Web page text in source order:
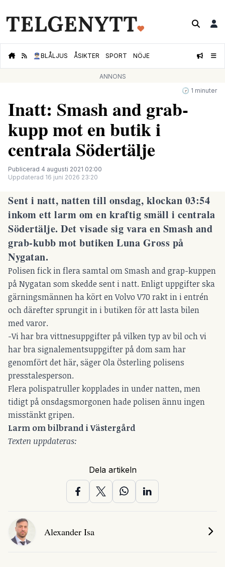
👮🏻‍♂️BLÅLJUS ÅSIKTER SPORT NÖJE
ANNONS
🕝 1 minuter
Inatt: Smash and grab-
kupp mot en butik i
centrala Södertälje
Publicerad 4 augusti 2021 02:00
Uppdaterad 16 juni 2026 23:20
Sent i natt, natten till onsdag, klockan 03:54
inkom ett larm om en kraftig smäll i centrala
Södertälje. Det visade sig vara en Smash and
grab-kubb mot butiken Luna Gross på
Nygatan.
Polisen fick in flera samtal om Smash and grap-kuppen
på Nygatan som skedde sent i natt. Enligt uppgifter ska
gärningsmännen ha kört en Volvo V70 rakt in i entrén
och därefter sprungit in i butiken för att lasta bilen
med varor.
-Vi har bra vittnesuppgifter på vilken typ av bil och vi
har bra signalementsuppgifter på dom sam har
genomfört det här, säger Ola Österling polisens
presstalesperson.
Flera polispatruller kopplades in under natten, men
tidigt på onsdagsmorgonen hade polisen ännu ingen
misstänkt gripen.
Larm om bilbrand i Västergård
Texten uppdateras:
Dela artikeln
Alexander Isa